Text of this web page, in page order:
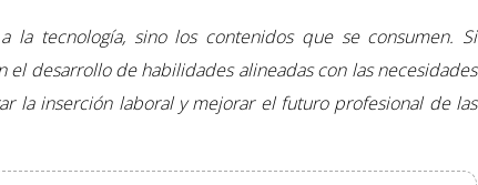
la tecnología, sino los contenidos que se consumen. Si
el desarrollo de habilidades alineadas con las necesidades
la inserción laboral y mejorar el futuro profesional de las